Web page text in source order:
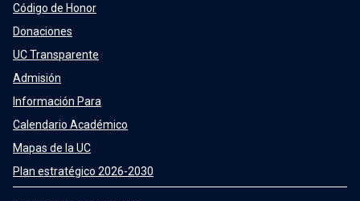
Código de Honor
Donaciones
UC Transparente
Admisión
Información Para
Calendario Académico
Mapas de la UC
Plan estratégico 2026-2030